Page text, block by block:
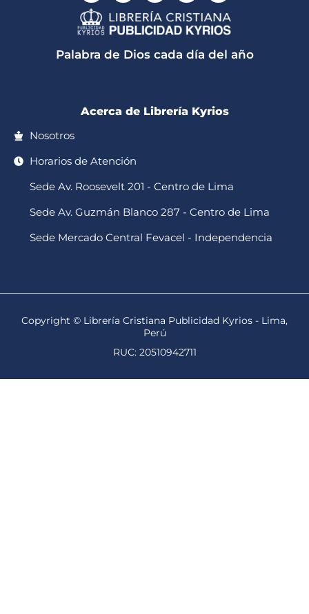
a
t
s
a
p
k
t
o
k
c
e
b
o
k
s
t
a
g
a
u
t
u
b
Palabra de Dios cada día del año
Acerca de Librería Kyrios
Nosotros
Horarios de Atención
Sede Av. Roosevelt 201 - Centro de Lima
Sede Av. Guzmán Blanco 287 - Centro de Lima
Sede Mercado Central Fevacel - Independencia
Copyright © Librería Cristiana Publicidad Kyrios - Lima,
Perú
RUC: 20510942711